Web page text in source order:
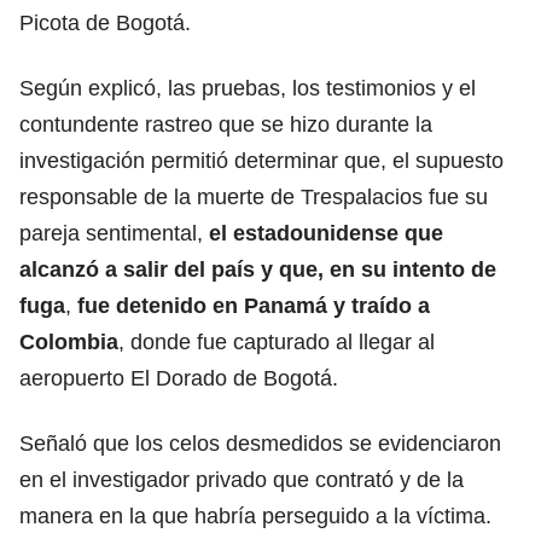
Picota de Bogotá.
Según explicó, las pruebas, los testimonios y el
contundente rastreo que se hizo durante la
investigación permitió determinar que, el supuesto
responsable de la muerte de Trespalacios fue su
pareja sentimental, el estadounidense que
alcanzó a salir del país y que, en su intento de
fuga, fue detenido en Panamá y traído a
Colombia, donde fue capturado al llegar al
aeropuerto El Dorado de Bogotá.
Señaló que los celos desmedidos se evidenciaron
en el investigador privado que contrató y de la
manera en la que habría perseguido a la víctima.